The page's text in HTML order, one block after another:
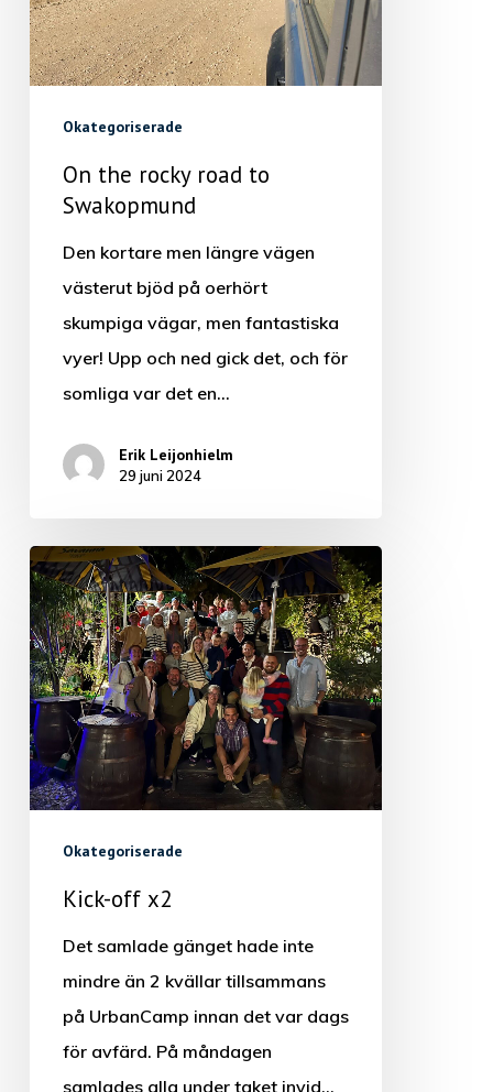
Okategoriserade
On the rocky road to
Swakopmund
Den kortare men längre vägen
västerut bjöd på oerhört
skumpiga vägar, men fantastiska
vyer! Upp och ned gick det, och för
somliga var det en…
Erik Leijonhielm
29 juni 2024
Okategoriserade
Kick-off x2
Det samlade gänget hade inte
mindre än 2 kvällar tillsammans
på UrbanCamp innan det var dags
för avfärd. På måndagen
samlades alla under taket invid…